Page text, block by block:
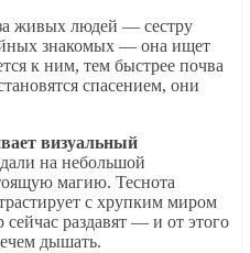
живых людей — сестру
знакомых — она ищет
к ним, тем быстрее почва
спасением, они
визуальный
на небольшой
магию. Теснота
с хрупким миром
раздавят — и от этого
дышать.